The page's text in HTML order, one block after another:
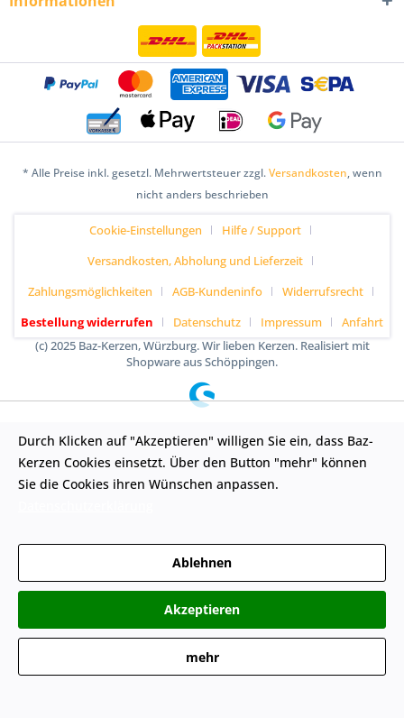
* Alle Preise inkl. gesetzl. Mehrwertsteuer zzgl.Versandkosten, wenn
nicht anders beschrieben
Cookie-Einstellungen
Hilfe / Support
Versandkosten, Abholung und Lieferzeit
Zahlungsmöglichkeiten
AGB-Kundeninfo
Widerrufsrecht
Bestellung widerrufen
Datenschutz Impressum
Anfahrt
(c) 2025 Baz-Kerzen, Würzburg. Wir lieben Kerzen. Realisiert mit
Shopware aus Schöppingen.
Durch Klicken auf "Akzeptieren" willigen Sie ein, dass Baz-
Kerzen Cookies einsetzt. Über den Button "mehr" können
Sie die Cookies ihren Wünschen anpassen.
Ablehnen
Akzeptieren
mehr